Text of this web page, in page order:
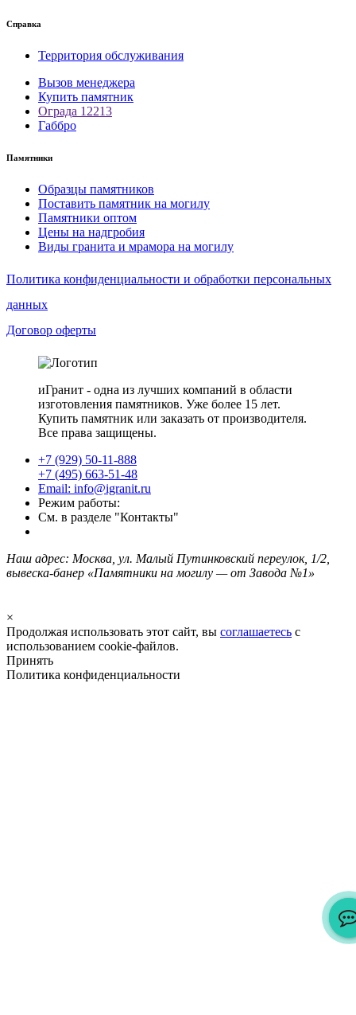
Справка
Территория обслуживания
Вызов менеджера
Купить памятник
Ограда 12213
Габбро
Памятники
Образцы памятников
Поставить памятник на могилу
Памятники оптом
Цены на надгробия
Виды гранита и мрамора на могилу
Политика конфиденциальности и обработки персональных
данных
Договор оферты
иГранит - одна из лучших компаний в области
изготовления памятников. Уже более 15 лет.
Купить памятник или заказать от производителя.
Все права защищены.
+7 (929) 50-11-888
+7 (495) 663-51-48
Email: info@igranit.ru
Режим работы:
См. в разделе "Контакты"
Наш адрес: Москва, ул. Малый Путинковский переулок, 1/2,
вывеска-банер «Памятники на могилу — от Завода №1»
×
Продолжая использовать этот сайт, вы соглашаетесь с
использованием cookie-файлов.
Принять
Политика конфиденциальности